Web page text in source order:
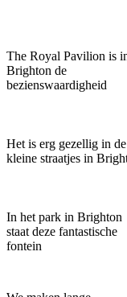
The Royal Pavilion is
Brighton de
bezienswaardigheid
Het is erg gezellig in de
kleine straatjes in
In het park in Brighton
staat deze fantastische
fontein